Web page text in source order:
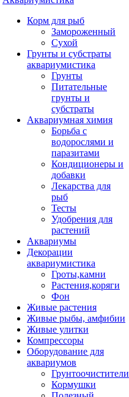
Корм для рыб
Замороженный
Сухой
Грунты и субстраты
аквариумистика
Грунты
Питательные
грунты и
субстраты
Аквариумная химия
Борьба с
водорослями и
паразитами
Кондиционеры и
добавки
Лекарства для
рыб
Тесты
Удобрения для
растений
Аквариумы
Декорации
аквариумистика
Гроты,камни
Растения,коряги
Фон
Живые растения
Живые рыбы, амфибии
Живые улитки
Компрессоры
Оборудование для
аквариумов
Грунтоочистители
Кормушки